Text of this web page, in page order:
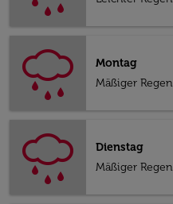
Montag
Mäßiger Regen
Dienstag
Mäßiger Regen